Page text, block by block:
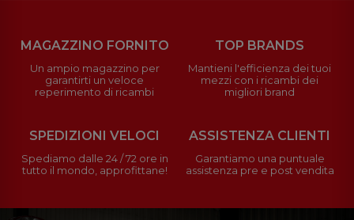
MAGAZZINO FORNITO
Un ampio magazzino per
garantirti un veloce
reperimento di ricambi
TOP BRANDS
Mantieni l'efficienza dei tuoi
mezzi con i ricambi dei
migliori brand
SPEDIZIONI VELOCI
Spediamo dalle 24 / 72 ore in
tutto il mondo, approfittane!
ASSISTENZA CLIENTI
Garantiamo una puntuale
assistenza pre e post vendita